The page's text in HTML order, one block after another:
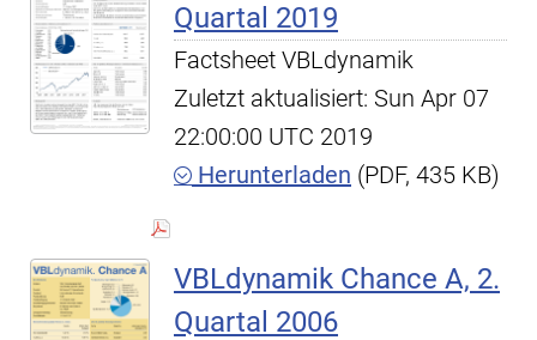
Quartal 2019
Factsheet VBLdynamik
Zuletzt aktualisiert: Sun Apr 07
22:00:00 UTC 2019
Herunterladen (PDF, 435 KB)
VBLdynamik Chance A, 2.
Quartal 2006